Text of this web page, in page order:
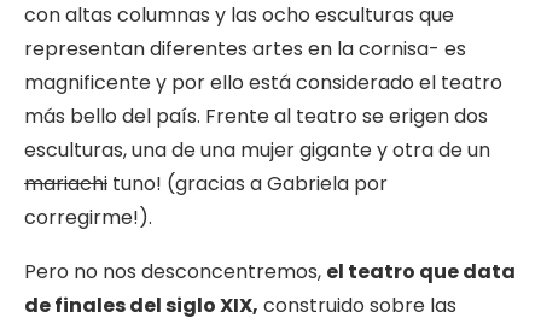
con altas columnas y las ocho esculturas que
representan diferentes artes en la cornisa- es
magnificente y por ello está considerado el teatro
más bello del país. Frente al teatro se erigen dos
esculturas, una de una mujer gigante y otra de un
mariachi tuno! (gracias a Gabriela por
corregirme!).
Pero no nos desconcentremos, el teatro que data
de finales del siglo XIX, construido sobre las